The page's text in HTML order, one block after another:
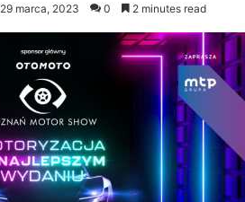
29 marca, 2023 0 2 minutes read